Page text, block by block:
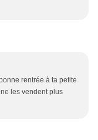
rentrée à ta petite
les vendent plus